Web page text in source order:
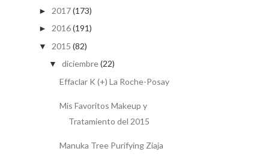
► 2017(173)
► 2016(191)
▼ 2015 (82)
▼ diciembre(22)
Effaclar K (+) La Roche-Posay
Mis Favoritos Makeup y
Tratamiento del 2015
Manuka Tree Purifying Ziaja